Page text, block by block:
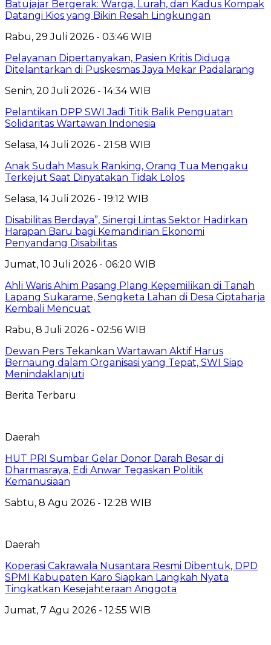
Batujajar Bergerak: Warga, Lurah, dan Kadus Kompak
Datangi Kios yang Bikin Resah Lingkungan
Rabu, 29 Juli 2026 - 03:46 WIB
Pelayanan Dipertanyakan, Pasien Kritis Diduga
Ditelantarkan di Puskesmas Jaya Mekar Padalarang
Senin, 20 Juli 2026 - 14:34 WIB
Pelantikan DPP SWI Jadi Titik Balik Penguatan
Solidaritas Wartawan Indonesia
Selasa, 14 Juli 2026 - 21:58 WIB
Anak Sudah Masuk Ranking, Orang Tua Mengaku
Terkejut Saat Dinyatakan Tidak Lolos
Selasa, 14 Juli 2026 - 19:12 WIB
Disabilitas Berdaya”, Sinergi Lintas Sektor Hadirkan
Harapan Baru bagi Kemandirian Ekonomi
Penyandang Disabilitas
Jumat, 10 Juli 2026 - 06:20 WIB
Ahli Waris Ahim Pasang Plang Kepemilikan di Tanah
Lapang Sukarame, Sengketa Lahan di Desa Ciptaharja
Kembali Mencuat
Rabu, 8 Juli 2026 - 02:56 WIB
Dewan Pers Tekankan Wartawan Aktif Harus
Bernaung dalam Organisasi yang Tepat, SWI Siap
Menindaklanjuti
Berita Terbaru
Daerah
HUT PRI Sumbar Gelar Donor Darah Besar di
Dharmasraya, Edi Anwar Tegaskan Politik
Kemanusiaan
Sabtu, 8 Agu 2026 - 12:28 WIB
Daerah
Koperasi Cakrawala Nusantara Resmi Dibentuk, DPD
SPMI Kabupaten Karo Siapkan Langkah Nyata
Tingkatkan Kesejahteraan Anggota
Jumat, 7 Agu 2026 - 12:55 WIB